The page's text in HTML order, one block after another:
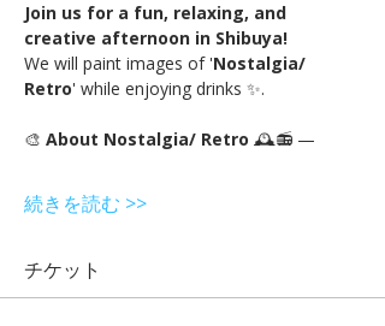
Join us for a fun, relaxing, and
creative afternoon in Shibuya!
We will paint images of 'Nostalgia/
Retro' while enjoying drinks ✨.
🎨 About Nostalgia/ Retro 🕰️📻 —
続きを読む >>
チケット